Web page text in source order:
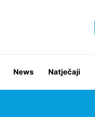
News Natječaji